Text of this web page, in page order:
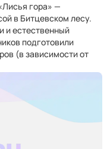
гора» —
в Битцевском лесу.
и естественный
подготовили
(в зависимости от